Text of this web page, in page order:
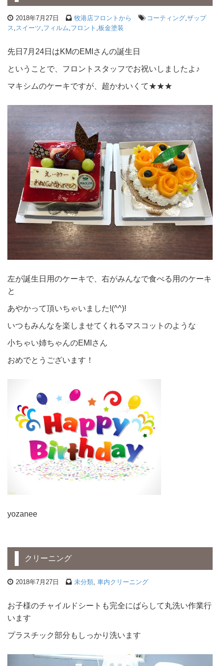
2018年7月27日 牧港店フロントから コーティング ザップ
ス スイーツ フィルム フロント 板金塗装
先日7月24日はKMのEMIさんの誕生日
ということで、フロントスタッフでお祝いしましたよ♪
マキシムのケーキですが、超かわいくて★★★
左が誕生日用のケーキで、右がみんなで食べる用のケーキ
と
あやかって頂いちゃいました!(^^)!
いつもみんなを楽しませてくれるマスコットのような
小ちゃい姉ちゃんのEMIさん
おめでとうございます！
yozanee
クリーニング
2018年7月27日 未分類 車内クリーニング
お子様のチャイルドシートも完全にばらして丸洗い作業行
います
プラスチック部分もしっかり洗います